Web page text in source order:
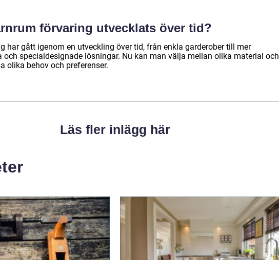
förvaring utvecklats över tid?
har gått igenom en utveckling över tid, från enkla garderober till mer
och specialdesignade lösningar. Nu kan man välja mellan olika material och
olika behov och preferenser.
Läs fler inlägg här